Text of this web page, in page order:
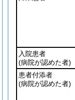
入院患者
(病院が認めた者)
患者付添者
(病院が認めた者)